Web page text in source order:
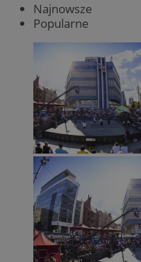
Najnowsze
Popularne